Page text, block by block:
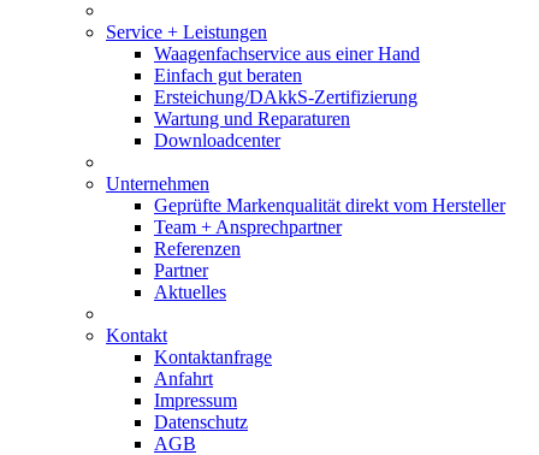
Service + Leistungen
Waagenfachservice aus einer Hand
Einfach gut beraten
Ersteichung/DAkkS-Zertifizierung
Wartung und Reparaturen
Downloadcenter
Unternehmen
Geprüfte Markenqualität direkt vom Hersteller
Team + Ansprechpartner
Referenzen
Partner
Aktuelles
Kontakt
Kontaktanfrage
Anfahrt
Impressum
Datenschutz
AGB